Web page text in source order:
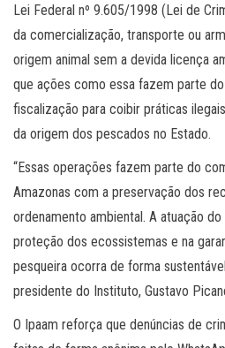
Lei Federal nº 9.605/1998 (Lei de
da comercialização, transporte ou
origem animal sem a devida licença
que ações como essa fazem parte
fiscalização para coibir práticas
da origem dos pescados no Estado.
“Essas operações fazem parte do
Amazonas com a preservação dos
ordenamento ambiental. A atuação
proteção dos ecossistemas e na
pesqueira ocorra de forma
presidente do Instituto, Gustavo
O Ipaam reforça que denúncias de